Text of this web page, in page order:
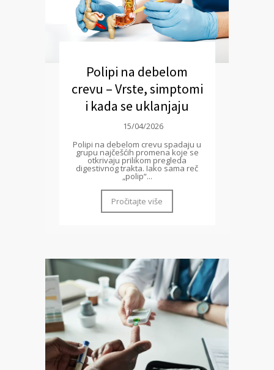
Polipi na debelom
crevu – Vrste, simptomi
i kada se uklanjaju
15/04/2026
Polipi na debelom crevu spadaju u
grupu najčešćih promena koje se
otkrivaju prilikom pregleda
digestivnog trakta. Iako sama reč
„polip“...
Pročitajte više